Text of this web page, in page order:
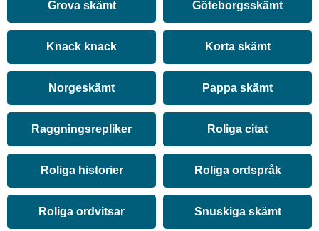
Grova skämt Göteborgsskämt
Knack knack Korta skämt
Norgeskämt Pappa skämt
Raggningsrepliker Roliga citat
Roliga historier Roliga ordspråk
Roliga ordvitsar Snuskiga skämt